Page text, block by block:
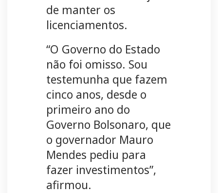
de manter os
licenciamentos.
“O Governo do Estado
não foi omisso. Sou
testemunha que fazem
cinco anos, desde o
primeiro ano do
Governo Bolsonaro, que
o governador Mauro
Mendes pediu para
fazer investimentos”,
afirmou.